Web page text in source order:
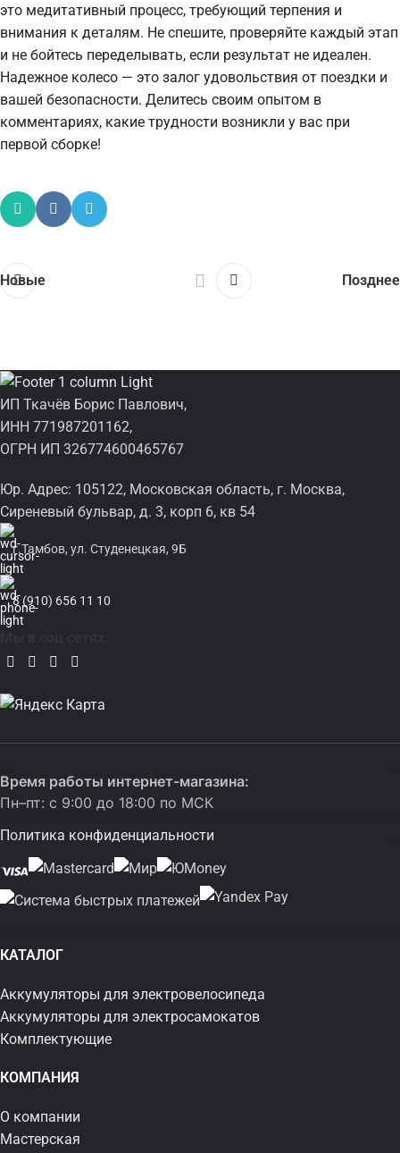
это медитативный процесс, требующий терпения и
внимания к деталям. Не спешите, проверяйте каждый этап
и не бойтесь переделывать, если результат не идеален.
Надежное колесо — это залог удовольствия от поездки и
вашей безопасности. Делитесь своим опытом в
комментариях, какие трудности возникли у вас при
первой сборке!
Новые Позднее
ИП Ткачёв Борис Павлович,
ИНН 771987201162,
ОГРН ИП 326774600465767
Юр. Адрес: 105122, Московская область, г. Москва,
Сиреневый бульвар, д. 3, корп 6, кв 54
г.Тамбов, ул. Студенецкая, 9Б
8 (910) 656 11 10
Время работы интернет-магазина:
Пн–пт: с 9:00 до 18:00 по МСК
Политика конфиденциальности
КАТАЛОГ
Аккумуляторы для электровелосипеда
Аккумуляторы для электросамокатов
Комплектующие
КОМПАНИЯ
О компании
Мастерская